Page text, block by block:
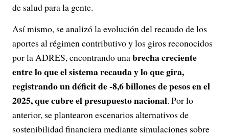
de salud para la gente.
Así mismo, se analizó la evolución del recaudo de los
aportes al régimen contributivo y los giros reconocidos
por la ADRES, encontrando unabrecha creciente
entre lo que el sistema recauda y lo que gira,
registrando un déficit de -8,6 billones de pesos en el
2025, que cubre el presupuesto nacional. Por lo
anterior, se plantearon escenarios alternativos de
sostenibilidad financiera mediante simulaciones sobre